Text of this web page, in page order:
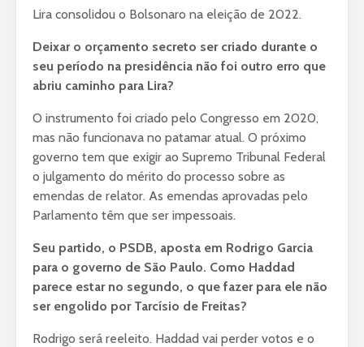
Lira consolidou o Bolsonaro na eleição de 2022.
Deixar o orçamento secreto ser criado durante o
seu período na presidência não foi outro erro que
abriu caminho para Lira?
O instrumento foi criado pelo Congresso em 2020,
mas não funcionava no patamar atual. O próximo
governo tem que exigir ao Supremo Tribunal Federal
o julgamento do mérito do processo sobre as
emendas de relator. As emendas aprovadas pelo
Parlamento têm que ser impessoais.
Seu partido, o PSDB, aposta em Rodrigo Garcia
para o governo de São Paulo. Como Haddad
parece estar no segundo, o que fazer para ele não
ser engolido por Tarcísio de Freitas?
Rodrigo será reeleito. Haddad vai perder votos e o